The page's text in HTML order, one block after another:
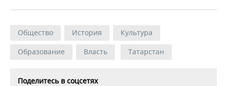
Общество История
Культура
Образование
Власть Татарстан
Поделитесь в соцсетях